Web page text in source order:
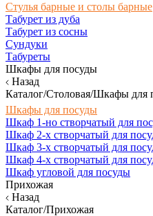
Стулья барные и столы барные
Табурет из дуба
Табурет из сосны
Сундуки
Табуреты
Шкафы для посуды
Назад
Каталог/Столовая/Шкафы для
Шкафы для посуды
Шкаф 1-но створчатый для
Шкаф 2-х створчатый для
Шкаф 3-х створчатый для
Шкаф 4-х створчатый для
Шкаф угловой для посуды
Прихожая
Назад
Каталог/Прихожая